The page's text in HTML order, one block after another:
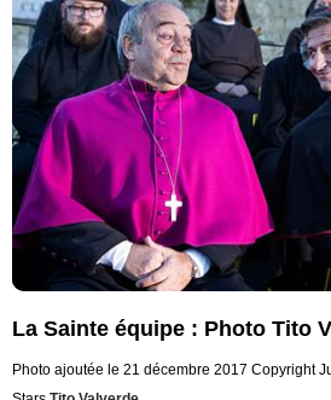
La Sainte équipe : Photo Tito
Photo ajoutée le 21 décembre 2017 Copyright